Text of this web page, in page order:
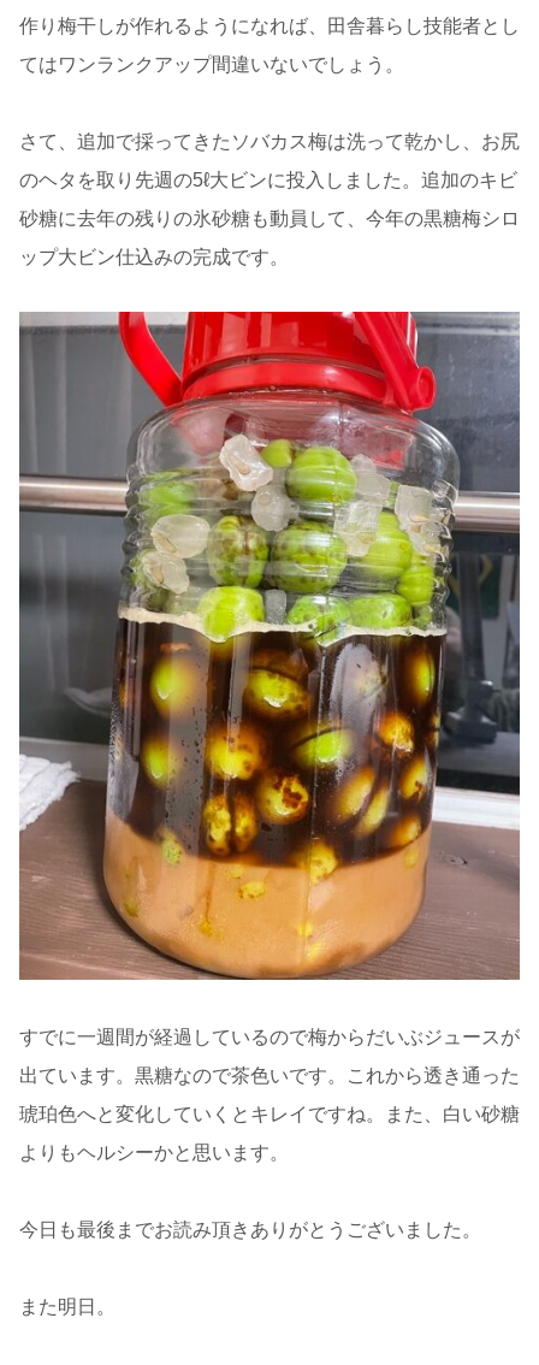
作り梅干しが作れるようになれば、田舎暮らし技能者とし
てはワンランクアップ間違いないでしょう。
さて、追加で採ってきたソバカス梅は洗って乾かし、お尻
のヘタを取り先週の5ℓ大ビンに投入しました。追加のキビ
砂糖に去年の残りの氷砂糖も動員して、今年の黒糖梅シロ
ップ大ビン仕込みの完成です。
すでに一週間が経過しているので梅からだいぶジュースが
出ています。黒糖なので茶色いです。これから透き通った
琥珀色へと変化していくとキレイですね。また、白い砂糖
よりもヘルシーかと思います。
今日も最後までお読み頂きありがとうございました。
また明日。